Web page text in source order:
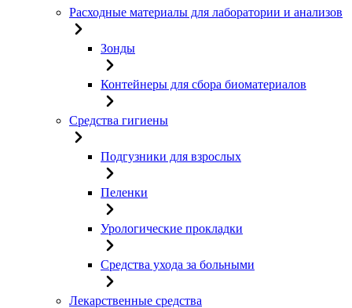
Расходные материалы для лаборатории и анализов
Зонды
Контейнеры для сбора биоматериалов
Средства гигиены
Подгузники для взрослых
Пеленки
Урологические прокладки
Средства ухода за больными
Лекарственные средства